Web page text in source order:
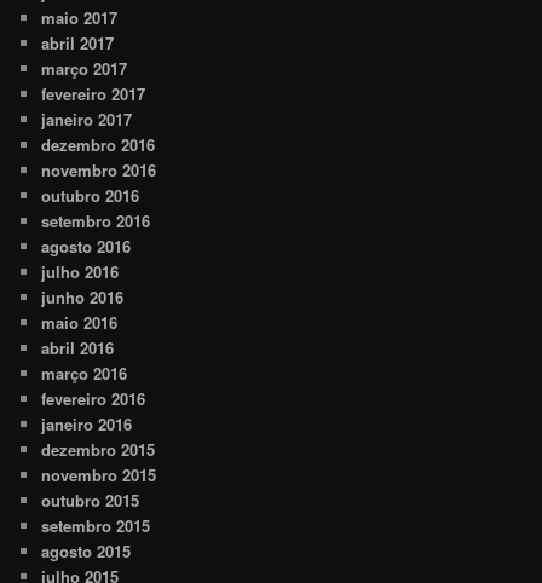
maio 2017
abril 2017
março 2017
fevereiro 2017
janeiro 2017
dezembro 2016
novembro 2016
outubro 2016
setembro 2016
agosto 2016
julho 2016
junho 2016
maio 2016
abril 2016
março 2016
fevereiro 2016
janeiro 2016
dezembro 2015
novembro 2015
outubro 2015
setembro 2015
agosto 2015
julho 2015